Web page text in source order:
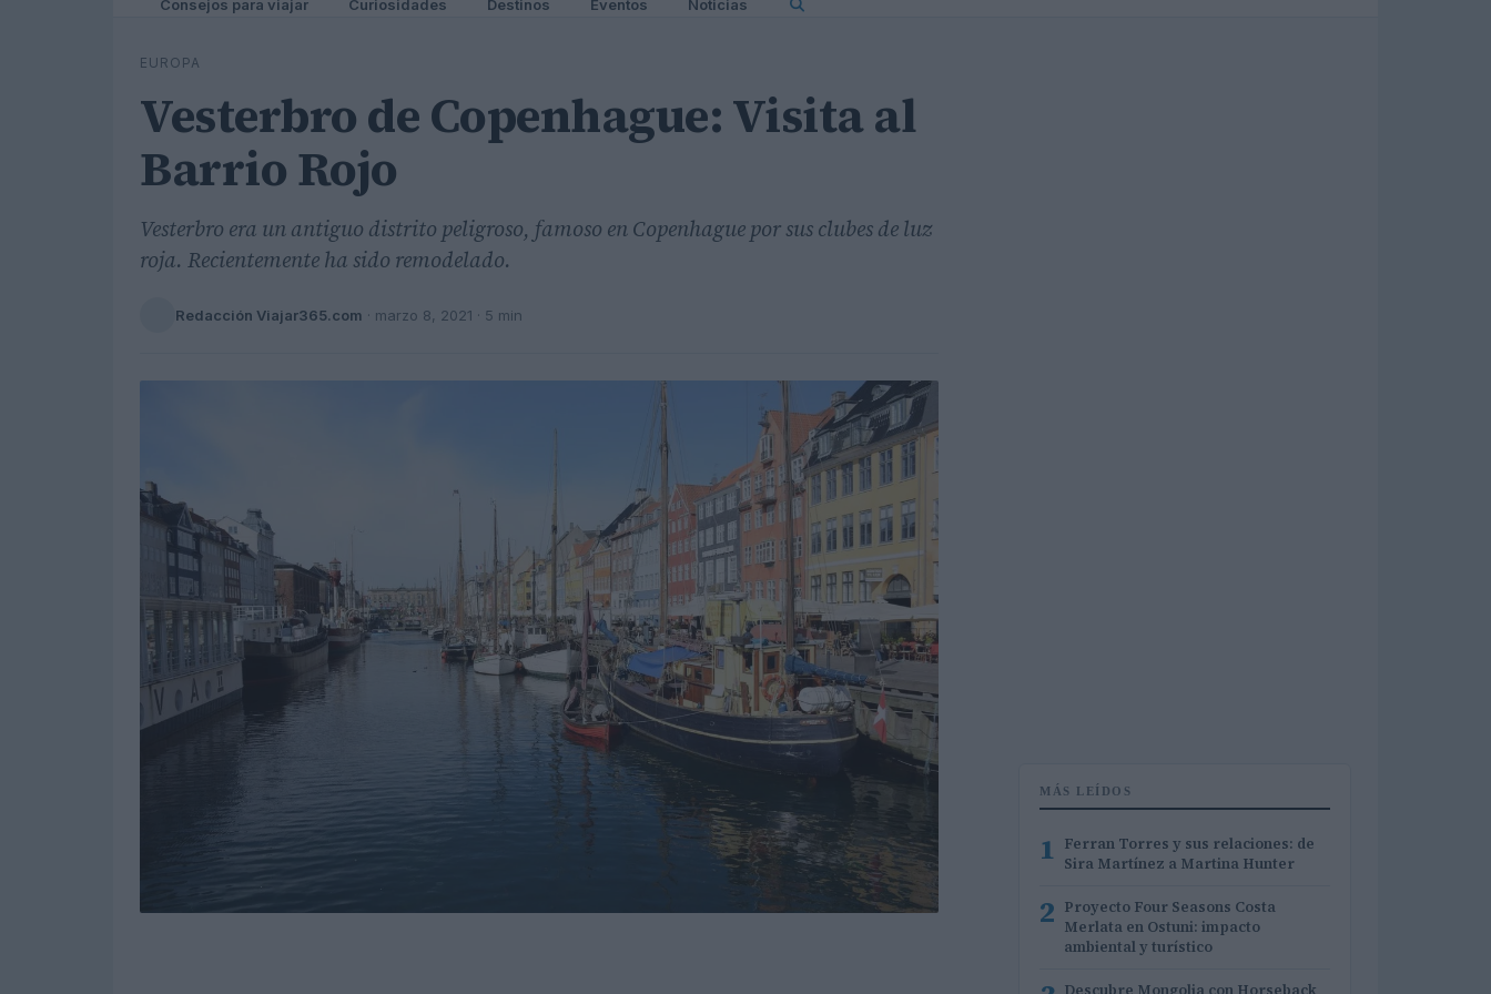
Consejos para viajar Curiosidades Destinos Eventos Noticias
EUROPA
Vesterbro de Copenhague: Visita al
Barrio Rojo
Vesterbro era un antiguo distrito peligroso, famoso en Copenhague por sus clubes de luz
roja. Recientemente ha sido remodelado.
Redacción Viajar365.com · marzo 8, 2021 · 5 min
MÁS LEÍDOS
1 Ferran Torres y sus relaciones: de
Sira Martínez a Martina Hunter
2 Proyecto Four Seasons Costa
Merlata en Ostuni: impacto
ambiental y turístico
Descubre Mongolia con Horseback